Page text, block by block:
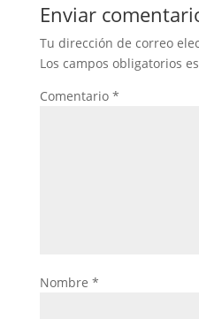
Enviar
Tu dirección de correo
Los campos obligatorios
Comentario *
Nombre *